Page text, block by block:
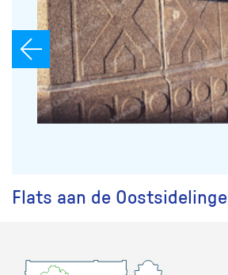
Flats aan de Oostsidelinge